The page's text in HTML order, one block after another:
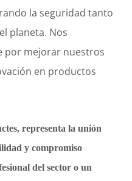
la seguridad tanto
planeta. Nos
por mejorar nuestros
en productos
representa la unión
y compromiso
del sector o un